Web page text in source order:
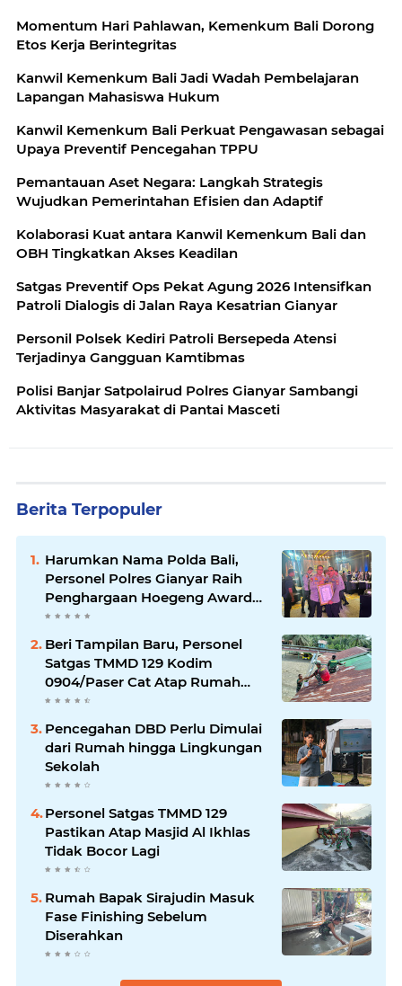
Momentum Hari Pahlawan, Kemenkum Bali Dorong
Etos Kerja Berintegritas
Kanwil Kemenkum Bali Jadi Wadah Pembelajaran
Lapangan Mahasiswa Hukum
Kanwil Kemenkum Bali Perkuat Pengawasan sebagai
Upaya Preventif Pencegahan TPPU
Pemantauan Aset Negara: Langkah Strategis
Wujudkan Pemerintahan Efisien dan Adaptif
Kolaborasi Kuat antara Kanwil Kemenkum Bali dan
OBH Tingkatkan Akses Keadilan
Satgas Preventif Ops Pekat Agung 2026 Intensifkan
Patroli Dialogis di Jalan Raya Kesatrian Gianyar
Personil Polsek Kediri Patroli Bersepeda Atensi
Terjadinya Gangguan Kamtibmas
Polisi Banjar Satpolairud Polres Gianyar Sambangi
Aktivitas Masyarakat di Pantai Masceti
Berita Terpopuler
Harumkan Nama Polda Bali,
Personel Polres Gianyar Raih
Penghargaan Hoegeng Awards
2026
Beri Tampilan Baru, Personel
Satgas TMMD 129 Kodim
0904/Paser Cat Atap Rumah
Marbot
Pencegahan DBD Perlu Dimulai
dari Rumah hingga Lingkungan
Sekolah
Personel Satgas TMMD 129
Pastikan Atap Masjid Al Ikhlas
Tidak Bocor Lagi
Rumah Bapak Sirajudin Masuk
Fase Finishing Sebelum
Diserahkan